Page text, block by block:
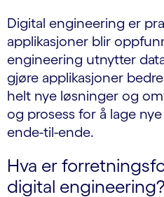
Digital engineering er
applikasjoner blir
engineering utnytter
gjøre applikasjoner
helt nye løsninger og
og prosess for å lage
ende-til-ende.
Hva er
digital engineering?